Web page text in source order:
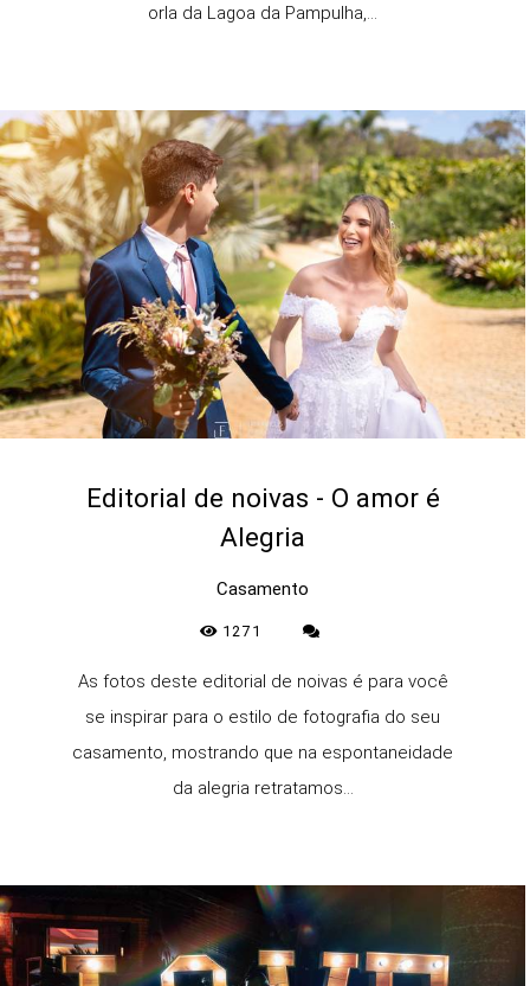
orla da Lagoa da Pampulha,...
Editorial de noivas - O amor é
Alegria
Casamento
1271
As fotos deste editorial de noivas é para você
se inspirar para o estilo de fotografia do seu
casamento, mostrando que na espontaneidade
da alegria retratamos...